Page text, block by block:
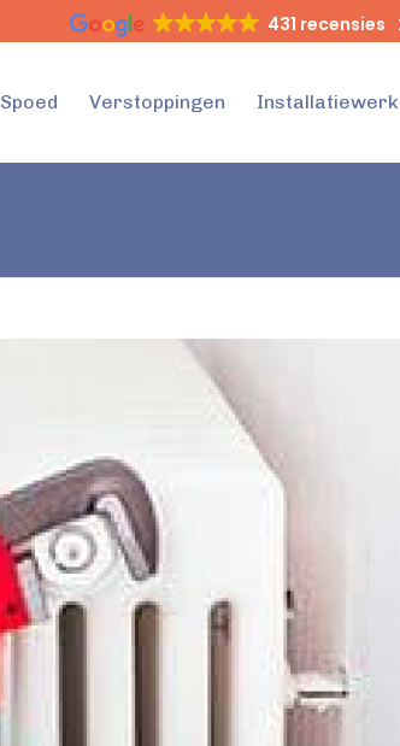
431 recensies
Spoed Verstoppingen Installatiewerk